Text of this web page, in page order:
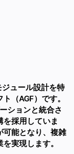
ュール設計を特
（AGF）です。
ションと統合さ
採用していま
可能となり、複雑
実現します。